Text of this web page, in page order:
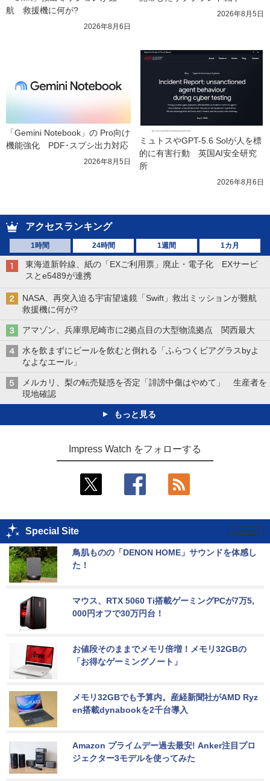
航　救援機に何が?
2026年8月6日
2026年8月5日
「Gemini Notebook」の Pro向け
機能強化　PDF･スプシ出力対応
2026年8月5日
ミュトスやGPT-5.6 Solが人を標
的に有害行動　英国AI安全研究
所
2026年8月6日
アクセスランキング
1時間 24時間 1週間 1カ月
東海道新幹線、紙の「EXご利用票」廃止・電子化 EXサービ
スとe5489が連携
NASA、再突入迫る宇宙望遠鏡「Swift」救出ミッションが難航
救援機に何が?
アマゾン、兵庫県尼崎市に2拠点目の大型物流拠点 関西最大
水を飲まずにビールを飲むと倒れる「ふらつくビアグラスbyよ
なよなエール」
メルカリ、梨の転売疑惑を否定「誹謗中傷はやめて」 生産者を
現地確認
もっと見る
Impress Watch をフォローする
Special Site
鳥肌ものの「DENON HOME」サウンドを体感し
た！
マウス、RTX 5060 Ti搭載ゲーミングPCが7万5,
000円オフで30万円台！
お値段そのままでメモリ倍増！メモリ32GBの
「お得なゲーミングノート」
メモリ32GBでも予算内。産経新聞社がAMD Ryz
en搭載dynabookを2千台導入
Amazon プライムデー過去最安! Anker注目プロ
ジェクター3モデルを使ってみた